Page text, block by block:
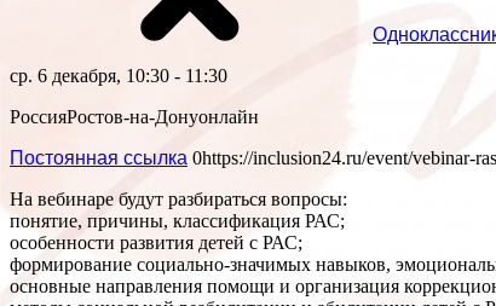
ср. 6 декабря, 10:30 - 11:30
РоссияРостов-на-Донуонлайн
Постоянная ссылка 0https://inclusion24.ru/event/vebinar-
На вебинаре будут разбираться вопросы:
понятие, причины, классификация РАС;
особенности развития детей с РАС;
формирование социально-значимых навыков,
основные направления помощи и организация